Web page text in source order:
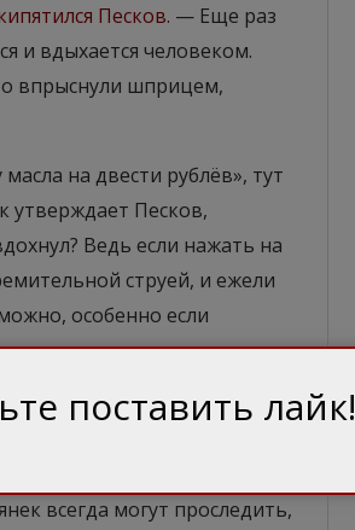
Песков. — Еще раз
и вдыхается человеком.
впрыснули шприцем,
на двести рублёв», тут
утверждает Песков,
Ведь если нажать на
струей, и ежели
особенно если
маленьким шприцем
память дедов,
с кем в его возрасте не
всегда могут проследить,
поставить лайк!